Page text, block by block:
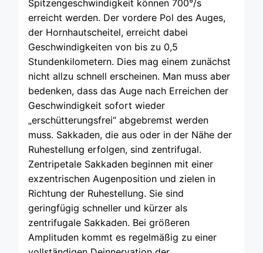
Spitzengeschwindigkeit können 700°/s
erreicht werden. Der vordere Pol des Auges,
der Hornhautscheitel, erreicht dabei
Geschwindigkeiten von bis zu 0,5
Stundenkilometern. Dies mag einem zunächst
nicht allzu schnell erscheinen. Man muss aber
bedenken, dass das Auge nach Erreichen der
Geschwindigkeit sofort wieder
„erschütterungsfrei“ abgebremst werden
muss. Sakkaden, die aus oder in der Nähe der
Ruhestellung erfolgen, sind zentrifugal.
Zentripetale Sakkaden beginnen mit einer
exzentrischen Augenposition und zielen in
Richtung der Ruhestellung. Sie sind
geringfügig schneller und kürzer als
zentrifugale Sakkaden. Bei größeren
Amplituden kommt es regelmäßig zu einer